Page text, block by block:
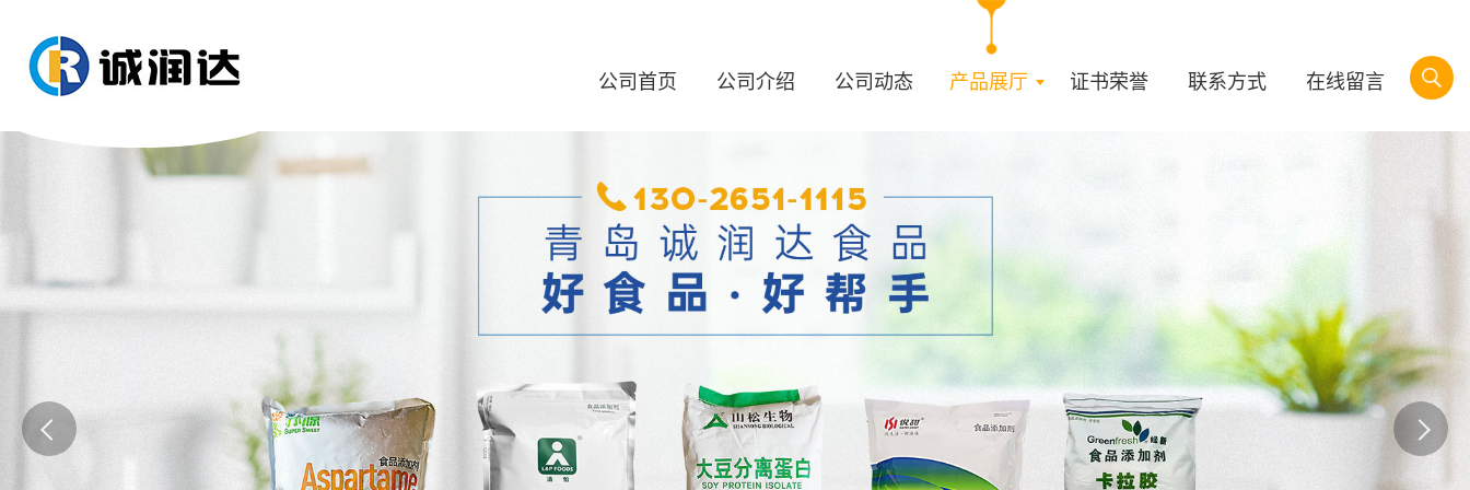
公司首页 公司介绍 公司动态 产品展厅 证书荣誉 联系方式 在线留言